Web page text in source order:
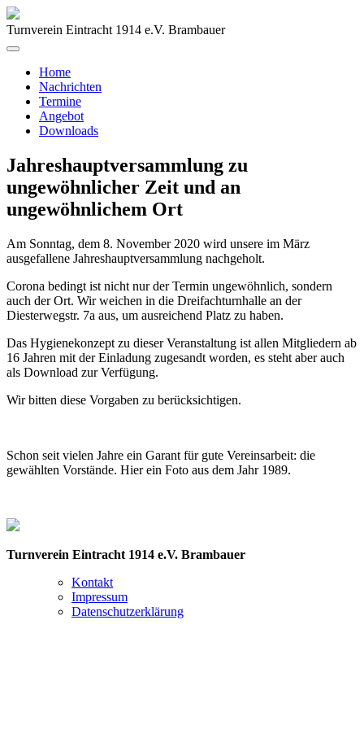
Turnverein Eintracht 1914 e.V. Brambauer
Home
Nachrichten
Termine
Angebot
Downloads
Jahreshauptversammlung zu
ungewöhnlicher Zeit und an
ungewöhnlichem Ort
Am Sonntag, dem 8. November 2020 wird unsere im März
ausgefallene Jahreshauptversammlung nachgeholt.
Corona bedingt ist nicht nur der Termin ungewöhnlich, sondern
auch der Ort. Wir weichen in die Dreifachturnhalle an der
Diesterwegstr. 7a aus, um ausreichend Platz zu haben.
Das Hygienekonzept zu dieser Veranstaltung ist allen Mitgliedern ab
16 Jahren mit der Einladung zugesandt worden, es steht aber auch
als Download zur Verfügung.
Wir bitten diese Vorgaben zu berücksichtigen.
Schon seit vielen Jahre ein Garant für gute Vereinsarbeit: die
gewählten Vorstände. Hier ein Foto aus dem Jahr 1989.
Turnverein Eintracht 1914 e.V. Brambauer
Kontakt
Impressum
Datenschutzerklärung